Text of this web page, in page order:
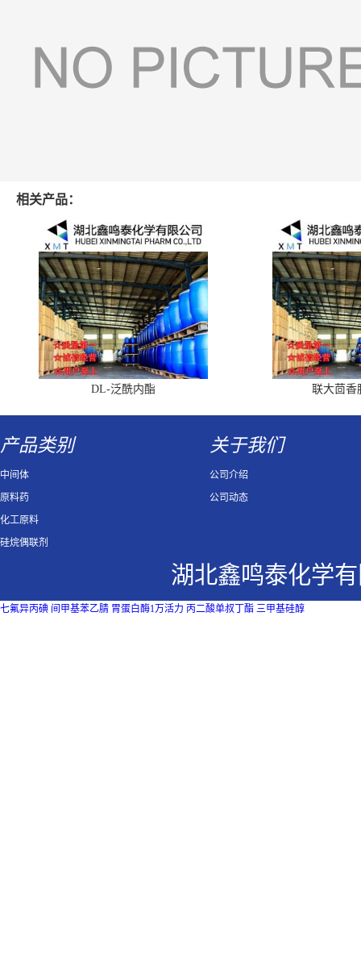
相关产品：
DL-泛酰内酯 联大茴香
产品类别
中间体
原料药
化工原料
硅烷偶联剂
关于我们
公司介绍
公司动态
湖北鑫鸣泰化学
七氟异丙碘 间甲基苯乙腈 胃蛋白酶1万活力 丙二酸单叔丁酯 三甲基硅醇